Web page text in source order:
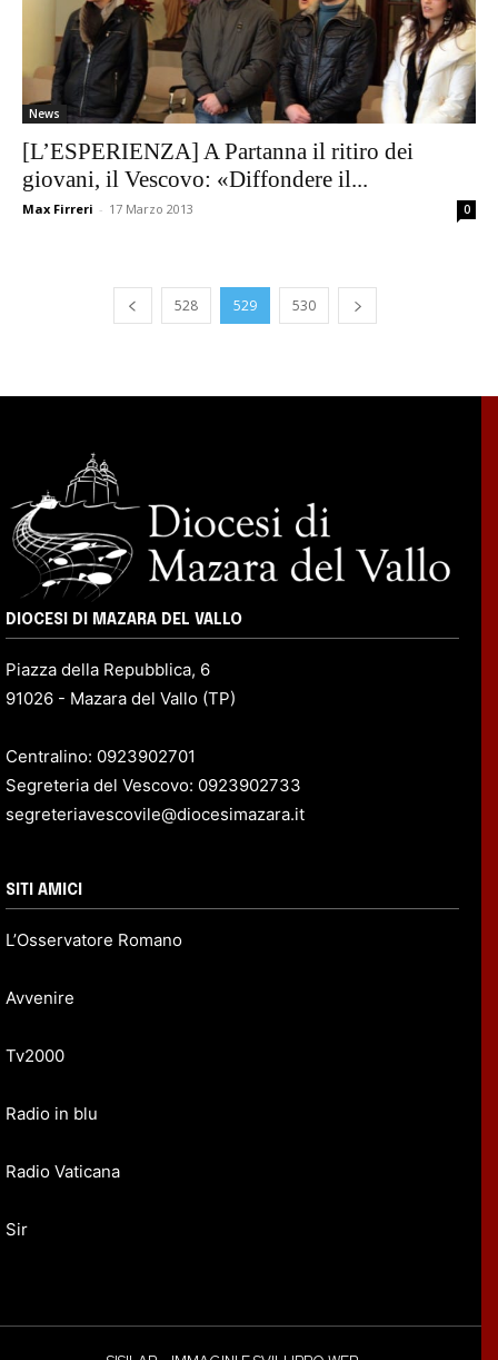
News
[L’ESPERIENZA] A Partanna il ritiro dei
giovani, il Vescovo: «Diffondere il...
Max Firreri - 17 Marzo 2013 0
528 529 530
DIOCESI DI MAZARA DEL VALLO
Piazza della Repubblica, 6
91026 - Mazara del Vallo (TP)
Centralino: 0923902701
Segreteria del Vescovo: 0923902733
segreteriavescovile@diocesimazara.it
SITI AMICI
L’Osservatore Romano
Avvenire
Tv2000
Radio in blu
Radio Vaticana
Sir